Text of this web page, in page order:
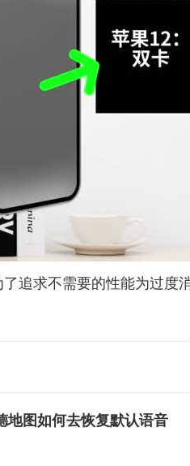
求不需要的性能为过度消
地图如何去恢复默认语音